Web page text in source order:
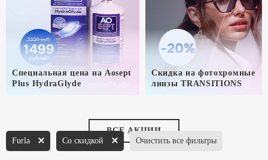
Специальная цена на Aosept
Plus HydraGlyde
Скидка на фотохромные
линзы TRANSITIONS
ВСЕ АКЦИИ
Furla
Со скидкой Очистить все фильтры